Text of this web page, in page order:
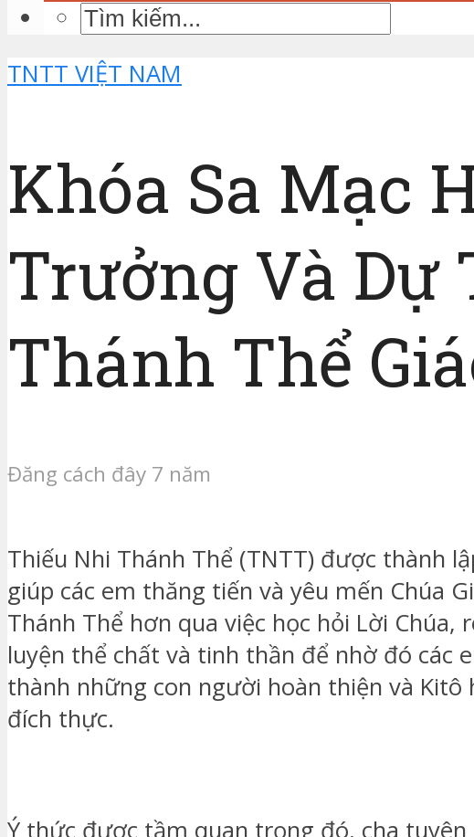
TNTT VIỆT NAM
Khóa Sa Mạc
Trưởng Và
Thánh Thể
Đăng cách đây 7 năm
Thiếu Nhi Thánh Thể (TNTT) được thành
giúp các em thăng tiến và yêu mến Chúa
Thánh Thể hơn qua việc học hỏi Lời Chúa,
luyện thể chất và tinh thần để nhờ đó các
thành những con người hoàn thiện và Kitô
đích thực.
Ý thức được tầm quan trọng đó, cha tuyên